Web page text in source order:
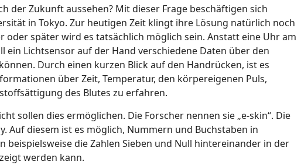
der Zukunft aussehen? Mit dieser Frage beschäftigen sich
in Tokyo. Zur heutigen Zeit klingt ihre Lösung natürlich noch
oder später wird es tatsächlich möglich sein. Anstatt eine Uhr am
ein Lichtsensor auf der Hand verschiedene Daten über den
Durch einen kurzen Blick auf den Handrücken, ist es
über Zeit, Temperatur, den körpereigenen Puls,
des Blutes zu erfahren.
sollen dies ermöglichen. Die Forscher nennen sie „e-skin“. Die
Auf diesem ist es möglich, Nummern und Buchstaben in
beispielsweise die Zahlen Sieben und Null hintereinander in der
werden kann.